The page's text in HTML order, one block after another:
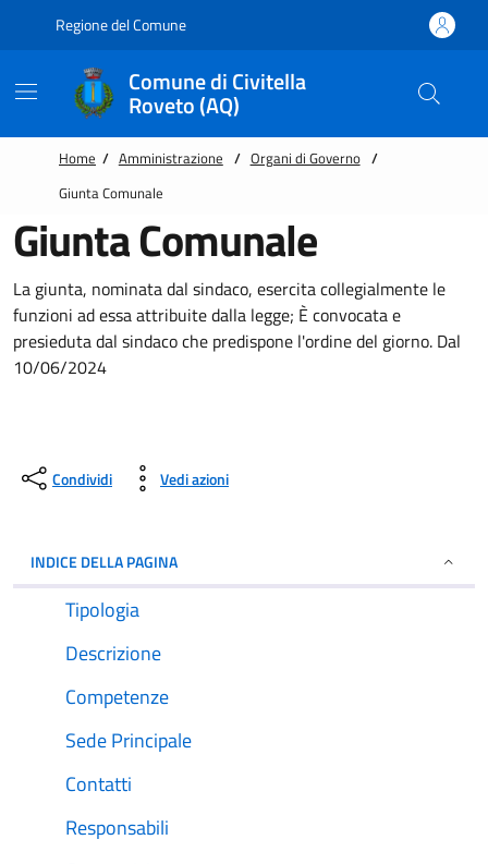
Regione del Comune
Comune di Civitella
Roveto (AQ)
Home / Amministrazione / Organi di Governo /
Giunta Comunale
Giunta Comunale
​La giunta, nominata dal sindaco, esercita collegialmente le
funzioni ad essa attribuite dalla legge; È convocata e
presieduta dal sindaco che predispone l'ordine del giorno. Dal
10/06/2024
Condividi Vedi azioni
INDICE DELLA PAGINA
Tipologia
Descrizione
Competenze
Sede Principale
Contatti
Responsabili